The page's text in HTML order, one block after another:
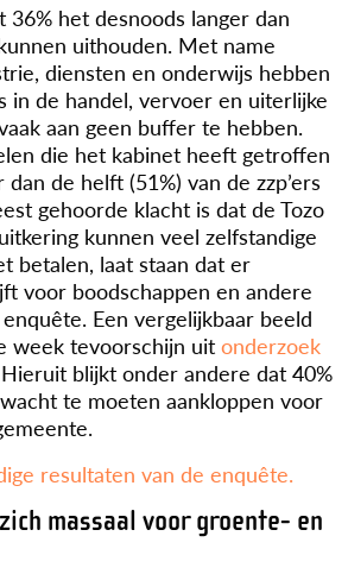
36% het desnoods langer dan
uithouden. Met name
diensten en onderwijs hebben
in de handel, vervoer en uiterlijke
aan geen buffer te hebben.
die het kabinet heeft getroffen
de helft (51%) van de zzp’ers
gehoorde klacht is dat de Tozo
kunnen veel zelfstandige
betalen, laat staan dat er
voor boodschappen en andere
Een vergelijkbaar beeld
week tevoorschijn uit onderzoek
blijkt onder andere dat 40%
te moeten aankloppen voor
resultaten van de enquête.
massaal voor groente- en